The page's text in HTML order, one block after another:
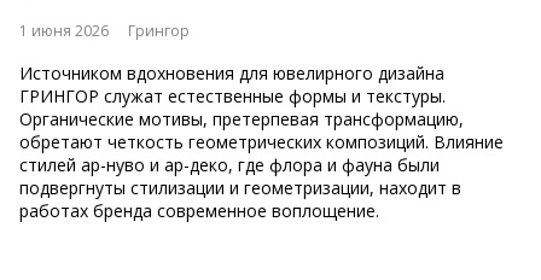
1 июня 2026 Грингор
Источником вдохновения для ювелирного дизайна
ГРИНГОР служат естественные формы и текстуры.
Органические мотивы, претерпевая трансформацию,
обретают четкость геометрических композиций. Влияние
стилей ар-нуво и ар-деко, где флора и фауна были
подвергнуты стилизации и геометризации, находит в
работах бренда современное воплощение.